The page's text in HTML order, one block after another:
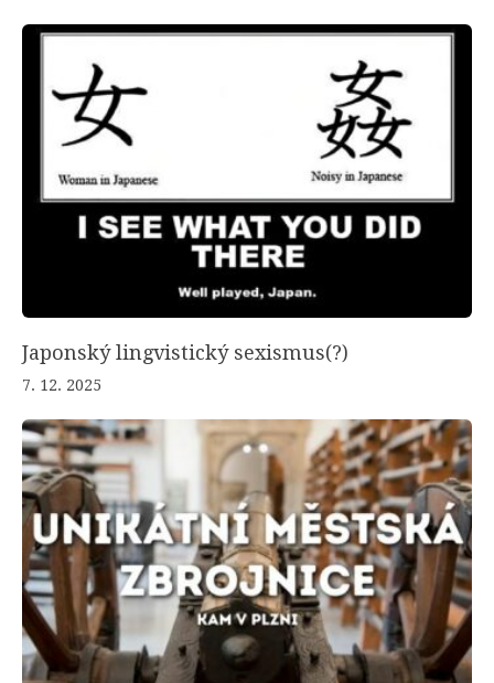
Japonský lingvistický sexismus(?)
7. 12. 2025